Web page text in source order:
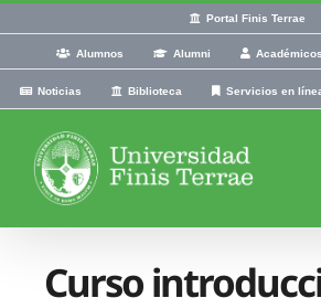
content
Portal Finis Terrae
Alumnos Alumni Académicos
Noticias Biblioteca Servicios en
Curso